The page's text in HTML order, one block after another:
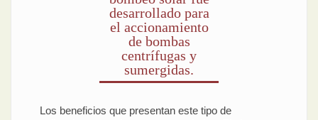
desarrollado para
el accionamiento
de bombas
centrífugas y
sumergidas.
Los beneficios que presentan este tipo de